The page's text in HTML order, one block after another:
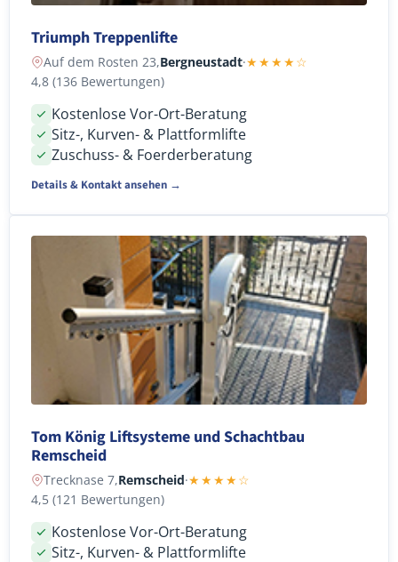
Triumph Treppenlifte
Auf dem Rosten 23,Bergneustadt·★★★★☆
4,8 (136 Bewertungen)
Kostenlose Vor-Ort-Beratung
Sitz-, Kurven- & Plattformlifte
Zuschuss- & Foerderberatung
Details & Kontakt ansehen →
Tom König Liftsysteme und Schachtbau
Remscheid
Trecknase 7,Remscheid·★★★★☆
4,5 (121 Bewertungen)
Kostenlose Vor-Ort-Beratung
Sitz-, Kurven- & Plattformlifte